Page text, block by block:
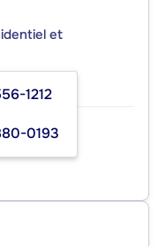
et
1212
0193
INC.